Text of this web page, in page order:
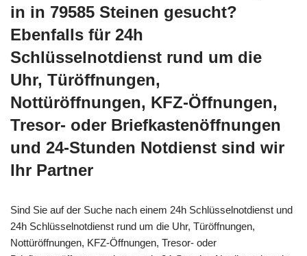
in in 79585 Steinen gesucht?
Ebenfalls für 24h
Schlüsselnotdienst rund um die
Uhr, Türöffnungen,
Nottüröffnungen, KFZ-Öffnungen,
Tresor- oder Briefkastenöffnungen
und 24-Stunden Notdienst sind wir
Ihr Partner
Sind Sie auf der Suche nach einem 24h Schlüsselnotdienst und
24h Schlüsselnotdienst rund um die Uhr, Türöffnungen,
Nottüröffnungen, KFZ-Öffnungen, Tresor- oder